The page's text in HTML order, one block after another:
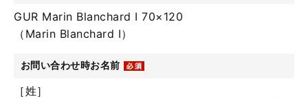
GUR Marin Blanchard Ⅰ 70×120
（Marin Blanchard Ⅰ）
お問い合わせ時お名前
［姓］